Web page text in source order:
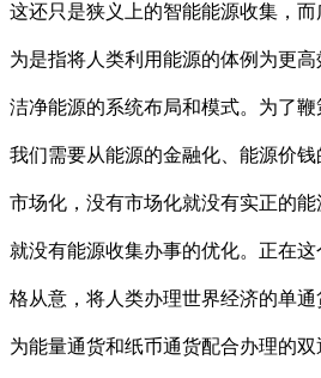
这还只是狭义上的智能能源收集，
为是指将人类利用能源的体例为更
洁净能源的系统布局和模式。为了鞭
我们需要从能源的金融化、能源价
市场化，没有市场化就没有实正的能
就没有能源收集办事的优化。正在
格从意，将人类办理世界经济的单
为能量通货和纸币通货配合办理的